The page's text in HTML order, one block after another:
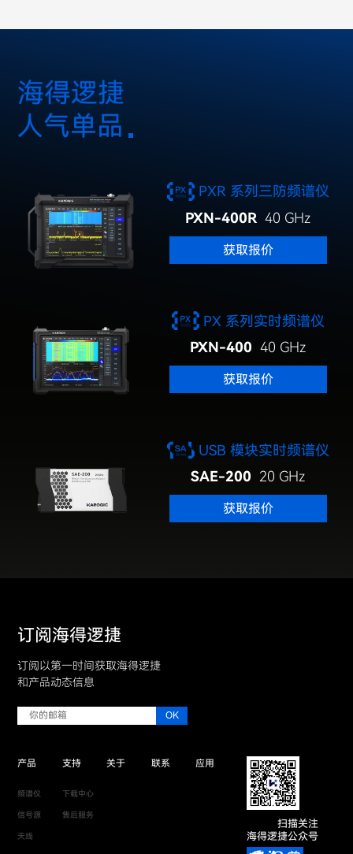
海得逻捷
人气单品
PXR 系列三防频谱仪
PXN-400R 40 GHz
获取报价
PX 系列实时频谱仪
PXN-400 40 GHz
获取报价
USB 模块实时频谱仪
SAE-200 20 GHz
获取报价
订阅海得逻捷
订阅以第一时间获取海得逻捷
和产品动态信息
产品
频谱仪
信号源
天线
支持
下载中心
售后服务
关于 联系 应用
扫描关注
海得逻捷公众号